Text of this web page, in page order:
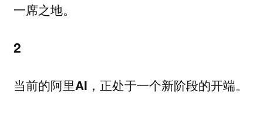
一席之地。
2
当前的阿里AI，正处于一个新阶段的开端。